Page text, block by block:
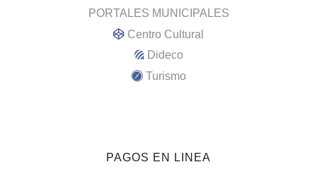
PORTALES MUNICIPALES
Centro Cultural
Dideco
Turismo
PAGOS EN LINEA